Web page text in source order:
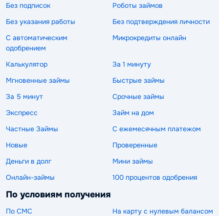
Без подписок
Роботы займов
Без указания работы
Без подтверждения личности
С автоматическим
одобрением
Микрокредиты онлайн
Калькулятор
За 1 минуту
Мгновенные займы
Быстрые займы
За 5 минут
Срочные займы
Экспресс
Займ на дом
Частные Займы
С ежемесячным платежом
Новые
Проверенные
Деньги в долг
Мини займы
Онлайн-займы
100 процентов одобрения
По условиям получения
По СМС
На карту с нулевым балансом